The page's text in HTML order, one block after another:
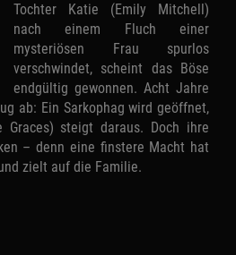
Tochter Katie (Emily Mitchell)
nach einem Fluch einer
mysteriösen Frau spurlos
verschwindet, scheint das Böse
endgültig gewonnen. Acht Jahre
ab: Ein Sarkophag wird geöffnet,
steigt daraus. Doch ihre
– denn eine finstere Macht hat
zielt auf die Familie.